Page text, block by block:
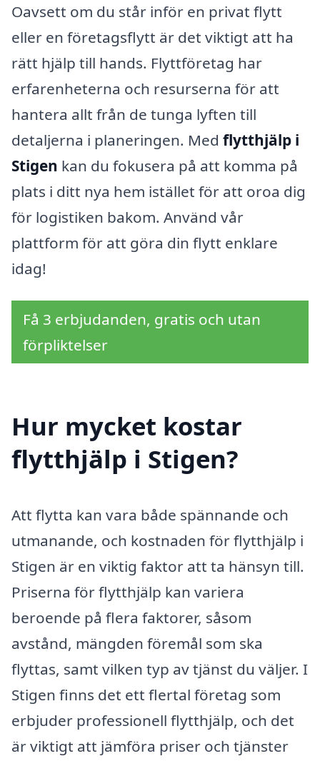
Oavsett om du står inför en privat flytt
eller en företagsflytt är det viktigt att ha
rätt hjälp till hands. Flyttföretag har
erfarenheterna och resurserna för att
hantera allt från de tunga lyften till
detaljerna i planeringen. Med flytthjälp i
Stigen kan du fokusera på att komma på
plats i ditt nya hem istället för att oroa dig
för logistiken bakom. Använd vår
plattform för att göra din flytt enklare
idag!
Få 3 erbjudanden, gratis och utan
förpliktelser
Hur mycket kostar
flytthjälp i Stigen?
Att flytta kan vara både spännande och
utmanande, och kostnaden för flytthjälp i
Stigen är en viktig faktor att ta hänsyn till.
Priserna för flytthjälp kan variera
beroende på flera faktorer, såsom
avstånd, mängden föremål som ska
flyttas, samt vilken typ av tjänst du väljer. I
Stigen finns det ett flertal företag som
erbjuder professionell flytthjälp, och det
är viktigt att jämföra priser och tjänster